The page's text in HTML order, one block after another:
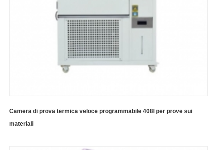
Camera di prova termica veloce programmabile 408l per prove sui
materiali